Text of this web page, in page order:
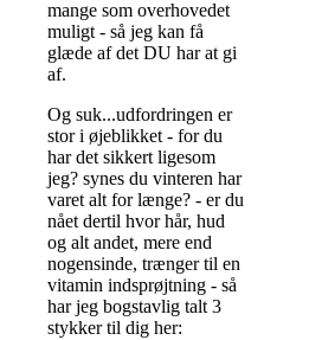
mange som overhovedet
muligt - så jeg kan få
glæde af det DU har at gi
af.
Og suk...udfordringen er
stor i øjeblikket - for du
har det sikkert ligesom
jeg? synes du vinteren har
varet alt for længe? - er du
nået dertil hvor hår, hud
og alt andet, mere end
nogensinde, trænger til en
vitamin indsprøjtning - så
har jeg bogstavlig talt 3
stykker til dig her: